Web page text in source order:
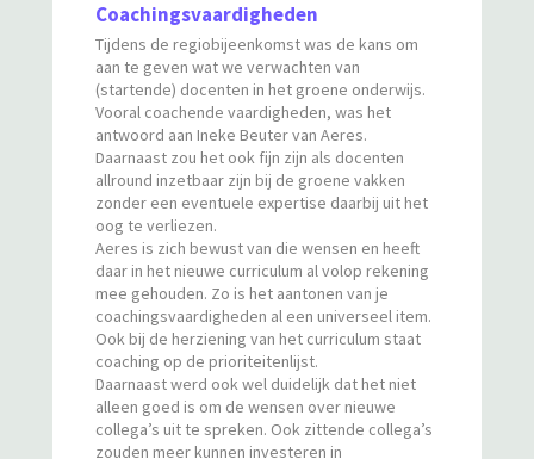
Coachingsvaardigheden
Tijdens de regiobijeenkomst was de kans om
aan te geven wat we verwachten van
(startende) docenten in het groene onderwijs.
Vooral coachende vaardigheden, was het
antwoord aan Ineke Beuter van Aeres.
Daarnaast zou het ook fijn zijn als docenten
allround inzetbaar zijn bij de groene vakken
zonder een eventuele expertise daarbij uit het
oog te verliezen.
Aeres is zich bewust van die wensen en heeft
daar in het nieuwe curriculum al volop rekening
mee gehouden. Zo is het aantonen van je
coachingsvaardigheden al een universeel item.
Ook bij de herziening van het curriculum staat
coaching op de prioriteitenlijst.
Daarnaast werd ook wel duidelijk dat het niet
alleen goed is om de wensen over nieuwe
collega’s uit te spreken. Ook zittende collega’s
zouden meer kunnen investeren in